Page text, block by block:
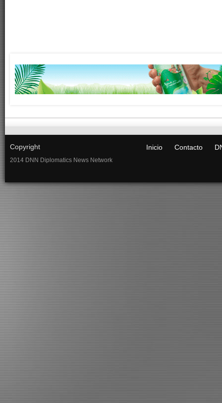
Copyright
2014 DNN Diplomatics News Network
Inicio Contacto